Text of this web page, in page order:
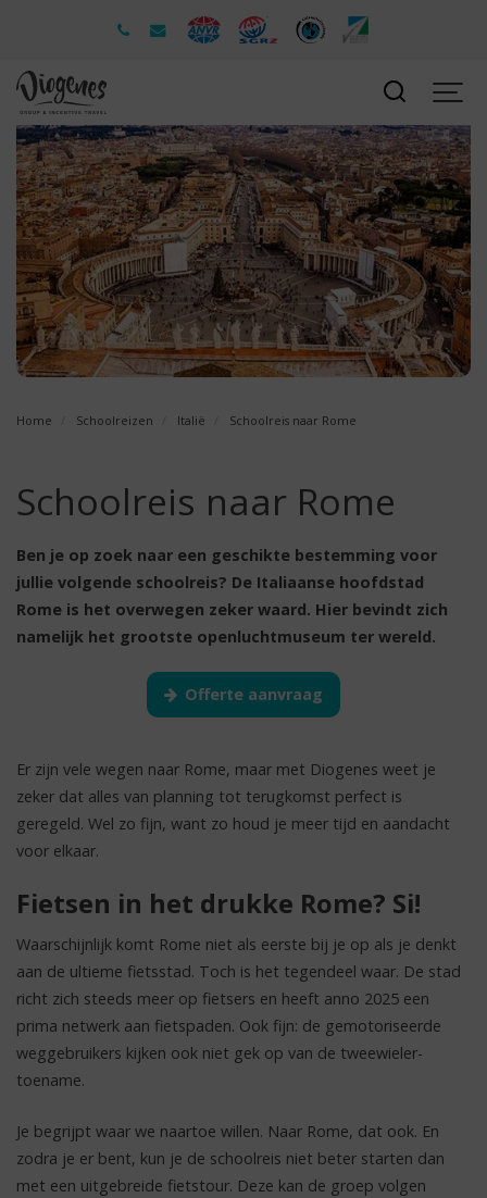
Home Schoolreizen Italië Schoolreis naar Rome
Schoolreis naar Rome
Ben je op zoek naar een geschikte bestemming voor
jullie volgende schoolreis? De Italiaanse hoofdstad
Rome is het overwegen zeker waard. Hier bevindt zich
namelijk het grootste openluchtmuseum ter wereld.
Offerte aanvraag
Er zijn vele wegen naar Rome, maar met Diogenes weet je
zeker dat alles van planning tot terugkomst perfect is
geregeld. Wel zo fijn, want zo houd je meer tijd en aandacht
voor elkaar.
Fietsen in het drukke Rome? Si!
Waarschijnlijk komt Rome niet als eerste bij je op als je denkt
aan de ultieme fietsstad. Toch is het tegendeel waar. De stad
richt zich steeds meer op fietsers en heeft anno 2025 een
prima netwerk aan fietspaden. Ook fijn: de gemotoriseerde
weggebruikers kijken ook niet gek op van de tweewieler-
toename.
Je begrijpt waar we naartoe willen. Naar Rome, dat ook. En
zodra je er bent, kun je de schoolreis niet beter starten dan
met een uitgebreide fietstour. Deze kan de groep volgen